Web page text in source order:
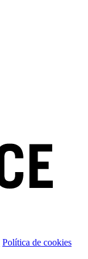
Política de cookies